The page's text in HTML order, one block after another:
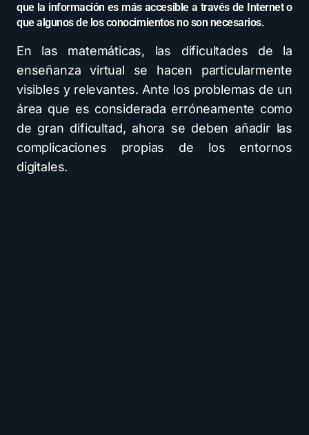
que la información es más accesible a través de Internet o
que algunos de los conocimientos no son necesarios.
En las matemáticas, las dificultades de la
enseñanza virtual se hacen particularmente
visibles y relevantes. Ante los problemas de un
área que es considerada erróneamente como
de gran dificultad, ahora se deben añadir las
complicaciones propias de los entornos
digitales.